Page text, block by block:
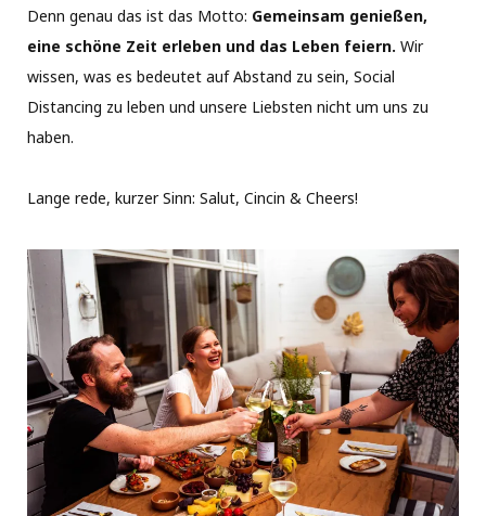
Denn genau das ist das Motto: Gemeinsam genießen,
eine schöne Zeit erleben und das Leben feiern. Wir
wissen, was es bedeutet auf Abstand zu sein, Social
Distancing zu leben und unsere Liebsten nicht um uns zu
haben.
Lange rede, kurzer Sinn: Salut, Cincin & Cheers!